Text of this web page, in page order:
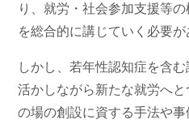
り、就労・社会参加支援等
を総合的に講じていく必要が
しかし、若年性認知症を含
活かしながら新たな就労へ
の場の創設に資する手法や